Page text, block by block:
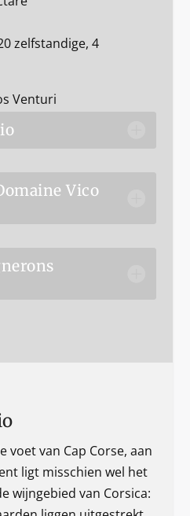
zelfstandige, 4
Vico
voet van Cap Corse, aan
ligt misschien wel het
wijngebied van Corsica: